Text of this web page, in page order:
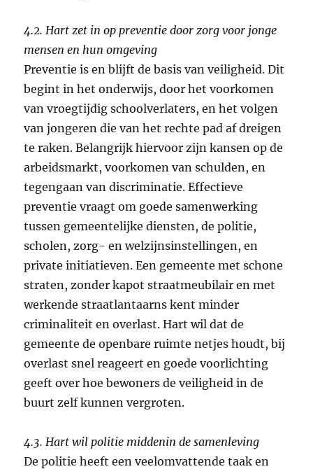
4.2. Hart zet in op preventie door zorg voor jonge
mensen en hun omgeving
Preventie is en blijft de basis van veiligheid. Dit
begint in het onderwijs, door het voorkomen
van vroegtijdig schoolverlaters, en het volgen
van jongeren die van het rechte pad af dreigen
te raken. Belangrijk hiervoor zijn kansen op de
arbeidsmarkt, voorkomen van schulden, en
tegengaan van discriminatie. Effectieve
preventie vraagt om goede samenwerking
tussen gemeentelijke diensten, de politie,
scholen, zorg- en welzijnsinstellingen, en
private initiatieven. Een gemeente met schone
straten, zonder kapot straatmeubilair en met
werkende straatlantaarns kent minder
criminaliteit en overlast. Hart wil dat de
gemeente de openbare ruimte netjes houdt, bij
overlast snel reageert en goede voorlichting
geeft over hoe bewoners de veiligheid in de
buurt zelf kunnen vergroten.
4.3. Hart wil politie middenin de samenleving
De politie heeft een veelomvattende taak en